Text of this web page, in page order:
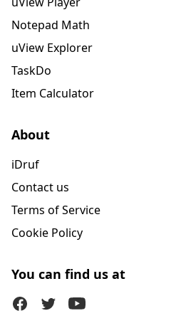
Notepad Math
uView Explorer
TaskDo
Item Calculator
About
iDruf
Contact us
Terms of Service
Cookie Policy
You can find us at
FacebookTwitter (X)Youtube